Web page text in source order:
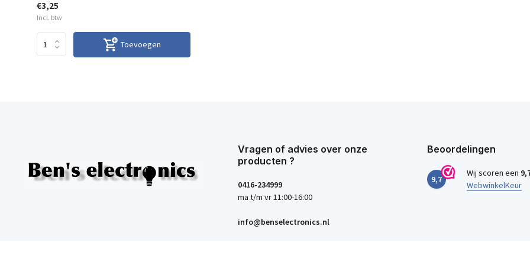
€3,25
Incl. btw
Toevoegen
Vragen of advies over onze
producten ?
0416-234999
ma t/m vr 11:00-16:00
info@benselectronics.nl
Beoordelingen
9,7
Wij scoren een
WebwinkelKeur